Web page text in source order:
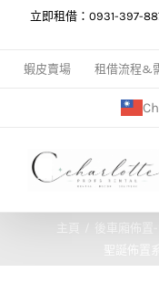
content
立即租借：0931-397-
蝦皮賣場 租借流程&
後車廂佈置-